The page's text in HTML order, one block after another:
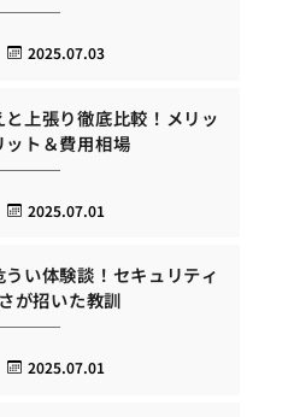
2025.07.03
上張り徹底比較！メリッ
ット＆費用相場
2025.07.01
い体験談！セキュリティ
が招いた教訓
2025.07.01